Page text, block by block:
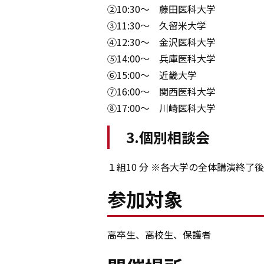
②10:30～ 藤田医科大学
③11:30～ 久留米大学
④12:30～ 金沢医科大学
⑤14:00～ 兵庫医科大学
⑥15:00～ 近畿大学
⑦16:00～ 関西医科大学
⑧17:00～ 川崎医科大学
3.個別相談会
１組10 分 ※各大学の全体講演終了後
参加対象
高卒生、高校生、保護者